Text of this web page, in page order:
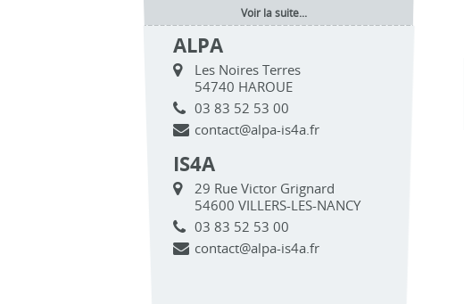
Voir la suite...
ALPA
Les Noires Terres
54740 HAROUE
03 83 52 53 00
contact@alpa-is4a.fr
IS4A
29 Rue Victor Grignard
54600 VILLERS-LES-NANCY
03 83 52 53 00
contact@alpa-is4a.fr